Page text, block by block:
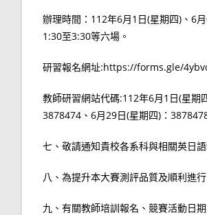
辦理時間：112年6月1日(星期四)、6
1:30至3:30等六場。
研習報名網址:https://forms.gle/
教師研習網站代碼:112年6月1日(星期
3878474、6月29日(星期四)：
七、敬請通知貴校各系科與相關英日
八、為提升本大賽測評品質及順利進
九、有關教師培訓報名、競賽活動日